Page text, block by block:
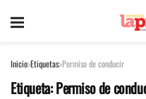
Inicio Etiquetas Permiso de conducir
Etiqueta:Permiso de